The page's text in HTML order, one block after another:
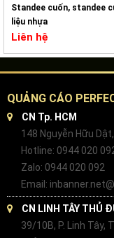
Standee cuốn, standee
liệu nhựa
Liên hệ
QUẢNG CÁO
CN Tp. HCM
148 Nguyễn Hữu
Hotline: 0944 020
Zalo: 0944 020 092
Email:
CN LINH TÂY THỦ
39/10B, P. Linh Tây,